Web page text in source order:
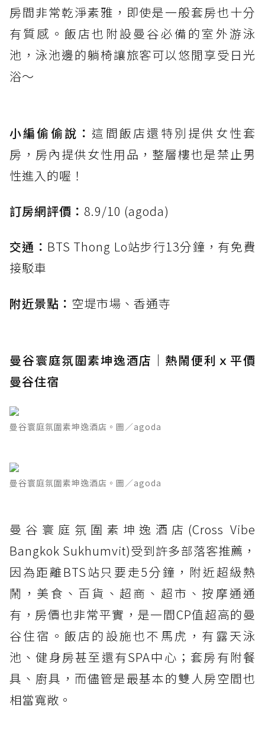
房間非常乾淨素雅，即使是一般套房也十分
有質感。飯店也附設曼谷必備的室外游泳
池，泳池邊的躺椅讓旅客可以悠閒享受日光
浴～
小編偷偷說： 這間飯店還特別提供女性套
房，房內提供女性用品，整層樓也是禁止男
性進入的喔！
訂房網評價： 8.9/10 (agoda)
交通： BTS Thong Lo站步行13分鐘，有免費
接駁車
附近景點： 空堤市場、香通寺
曼谷寰庭氛圍素坤逸酒店｜熱鬧便利ｘ平價
曼谷住宿
曼谷寰庭氛圍素坤逸酒店。圖／agoda
曼谷寰庭氛圍素坤逸酒店。圖／agoda
曼谷寰庭氛圍素坤逸酒店(Cross Vibe
Bangkok Sukhumvit)受到許多部落客推薦，
因為距離BTS站只要走5分鐘，附近超級熱
鬧，美食、百貨、超商、超市、按摩通通
有，房價也非常平實，是一間CP值超高的曼
谷住宿。飯店的設施也不馬虎，有露天泳
池、健身房甚至還有SPA中心；套房有附餐
具、廚具，而儘管是最基本的雙人房空間也
相當寬敞。